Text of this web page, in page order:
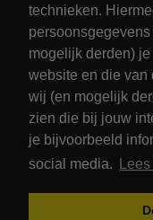
technieken.
mogelijk derden)
website en die van
wij (en mogelijk
zien die bij jouw
je bijvoorbeeld
social media.
© 2026 - PetsPark.nl.